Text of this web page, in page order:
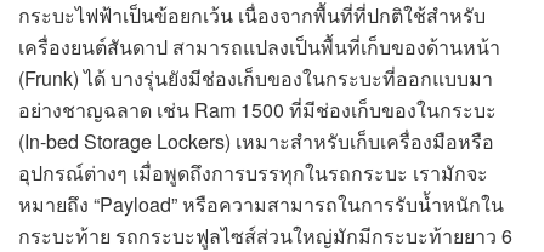
กระบะไฟฟ้าเป็นข้อยกเว้น เนื่องจากพื้นที่ที่ปกติใช้สำหรับ
เครื่องยนต์สันดาป สามารถแปลงเป็นพื้นที่เก็บของด้านหน้า
(Frunk) ได้ บางรุ่นยังมีช่องเก็บของในกระบะที่ออกแบบมา
อย่างชาญฉลาด เช่น Ram 1500 ที่มีช่องเก็บของในกระบะ
(In-bed Storage Lockers) เหมาะสำหรับเก็บเครื่องมือหรือ
อุปกรณ์ต่างๆ เมื่อพูดถึงการบรรทุกในรถกระบะ เรามักจะ
หมายถึง “Payload” หรือความสามารถในการรับน้ำหนักใน
กระบะท้าย รถกระบะฟูลไซส์ส่วนใหญ่มักมีกระบะท้ายยาว 6